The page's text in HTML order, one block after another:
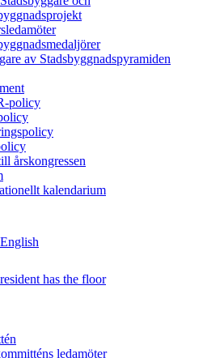
av Stadsbyggnadspyramiden
policy
årskongressen
kalendarium
has the floor
ledamöter